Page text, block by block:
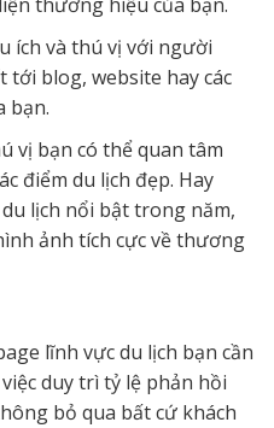
ích và thú vị với người
tới blog, website hay các
bạn.
vị bạn có thể quan tâm
điểm du lịch đẹp. Hay
lịch nổi bật trong năm,
ảnh tích cực về thương
lĩnh vực du lịch bạn cần
duy trì tỷ lệ phản hồi
bỏ qua bất cứ khách